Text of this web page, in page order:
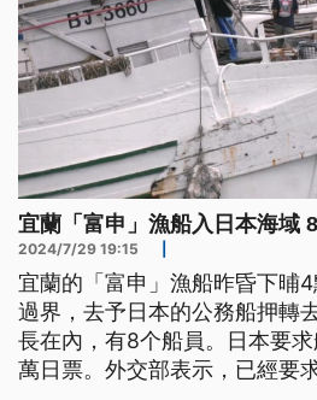
宜蘭「富申」漁船入日本海域
2024/7/29 19:15
宜蘭的「富申」漁船昨昏下晡
過界，去予日本的公務船押轉
長在內，有8个船員。日本要
萬日票。外交部表示，已經要